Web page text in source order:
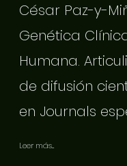
César Paz-y-
Genética
Humana.
de difusión
en Journals
Leer más...